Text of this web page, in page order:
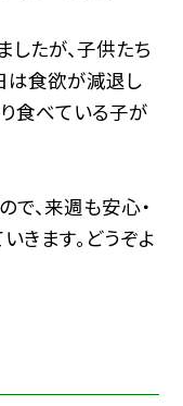
たが、子供たち
は食欲が減退し
食べている子が
、来週も安心・
きます。どうぞよ